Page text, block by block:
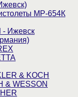
МР-654К
- Ижевск
& KOCH
& WESSON